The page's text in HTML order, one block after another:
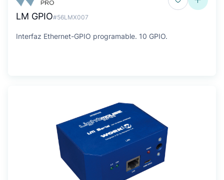
LM GPIO#56LMX007
Interfaz Ethernet-GPIO programable. 10 GPIO.